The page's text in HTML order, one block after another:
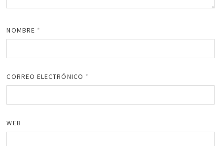
NOMBRE *
CORREO ELECTRÓNICO *
WEB